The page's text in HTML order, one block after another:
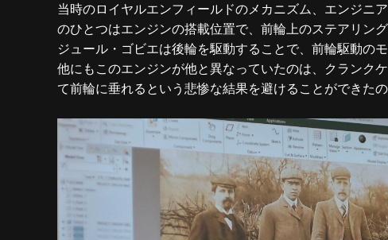
当時のロイヤルエンフィールドのメカニズム、エンジニ
のひとつはエンジンの搭載位置で、前輪上のステアリン
ジュール・ゴビエは後輪を駆動することで、前輪駆動の
他にもこのエンジンが他と異なっていたのは、クランク
て前輪に垂れるという悲惨な結果を避けることができたの